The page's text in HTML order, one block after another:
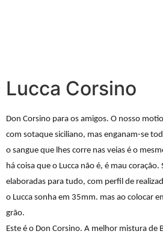
Lucca Corsino
Don Corsino para os amigos. O nosso
com sotaque siciliano, mas enganam-se
o sangue que lhes corre nas veias é o
há coisa que o Lucca não é, é mau coração.
elaboradas para tudo, com perfil de
o Lucca sonha em 35mm. mas ao colocar
grão.
Este é o Don Corsino. A melhor mistura de